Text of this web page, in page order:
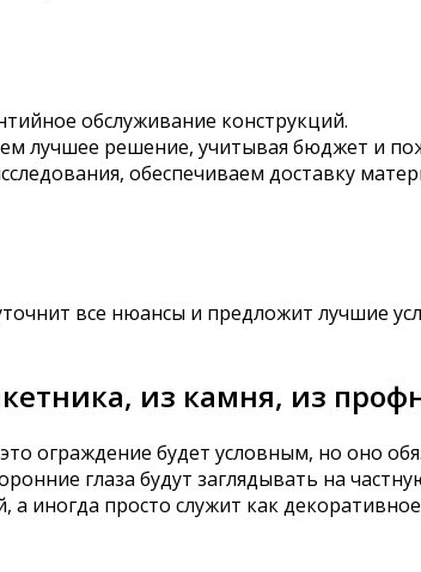
обслуживание конструкций.
лучшее решение, учитывая бюджет и
обеспечиваем доставку
все нюансы и предложит лучшие
из камня, из
ограждение будет условным, но оно
глаза будут заглядывать на
иногда просто служит как